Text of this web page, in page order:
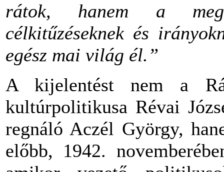
rátok, hanem a
célkitűzéseknek és
egész mai világ él.”
A kijelentést nem a
kultúrpolitikusa Révai
regnáló Aczél György,
előbb, 1942.